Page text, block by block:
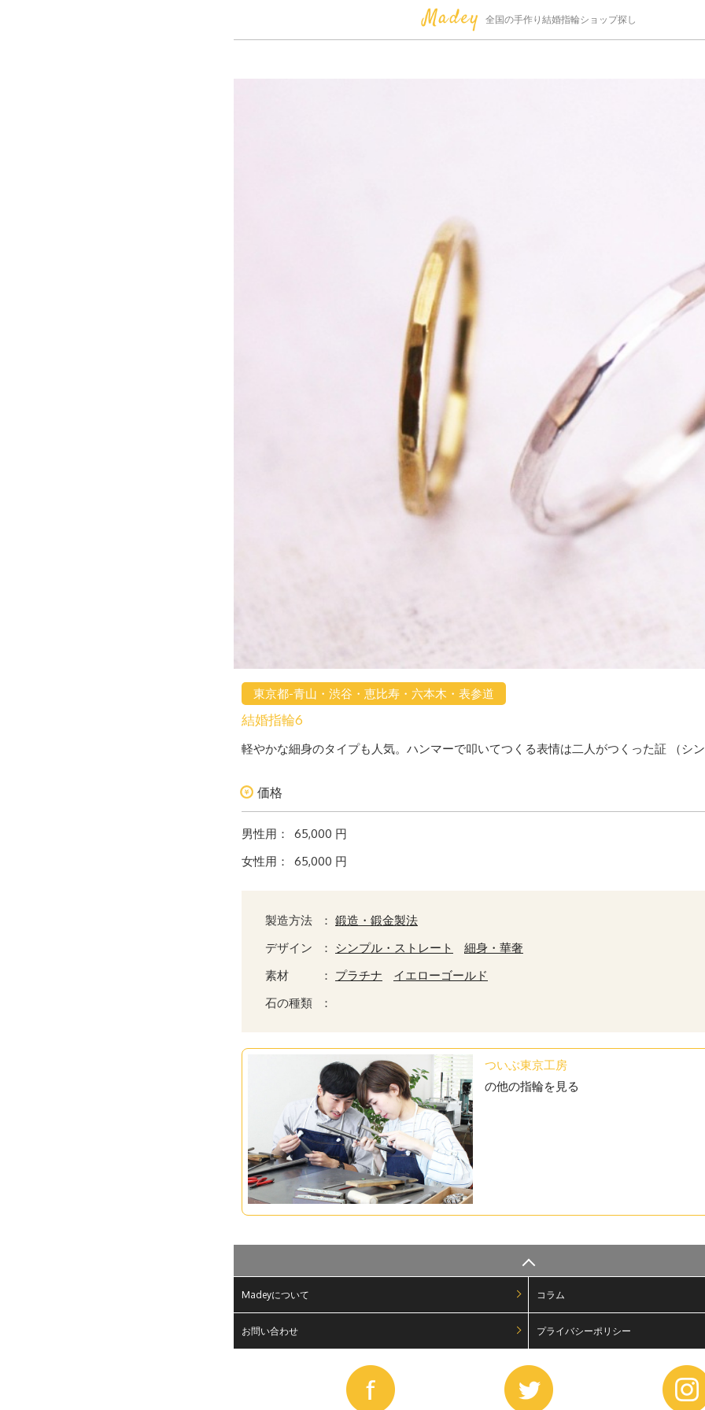
全国の手作り結婚指輪ショップ探し
東京都-青山・渋谷・恵比寿・六本木・表参道
結婚指輪6
軽やかな細身のタイプも人気。ハンマーで叩いてつくる表情は二人がつくった証 （シン
価格
男性用：
65,000 円
女性用：
65,000 円
製造方法 ： 鍛造・鍛金製法
デザイン
： シンプル・ストレート
細身・華奢
素材
： プラチナ
イエローゴールド
石の種類
：
ついぶ東京工房
の他の指輪を見る
Madeyについて コラム
お問い合わせ プライバシーポリシー